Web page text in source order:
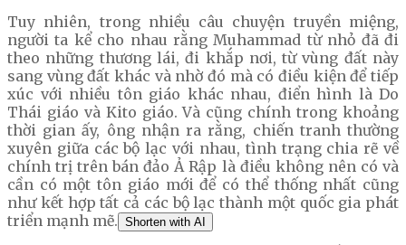
Tuy nhiên, trong nhiều câu chuyện truyền miệng,
người ta kể cho nhau rằng Muhammad từ nhỏ đã đi
theo những thương lái, đi khắp nơi, từ vùng đất này
sang vùng đất khác và nhờ đó mà có điều kiện để tiếp
xúc với nhiều tôn giáo khác nhau, điển hình là Do
Thái giáo và Kito giáo. Và cũng chính trong khoảng
thời gian ấy, ông nhận ra rằng, chiến tranh thường
xuyên giữa các bộ lạc với nhau, tình trạng chia rẽ về
chính trị trên bán đảo Ả Rập là điều không nên có và
cần có một tôn giáo mới để có thể thống nhất cũng
như kết hợp tất cả các bộ lạc thành một quốc gia phát
triển mạnh mẽ. Shorten with AI